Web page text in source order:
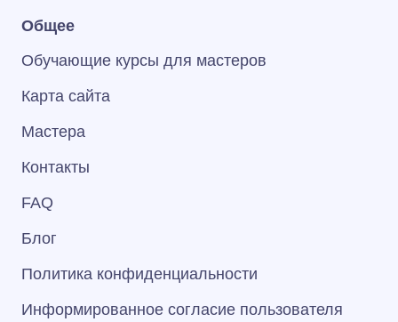
Общее
Обучающие курсы для мастеров
Карта сайта
Мастера
Контакты
FAQ
Блог
Политика конфиденциальности
Информированное согласие пользователя